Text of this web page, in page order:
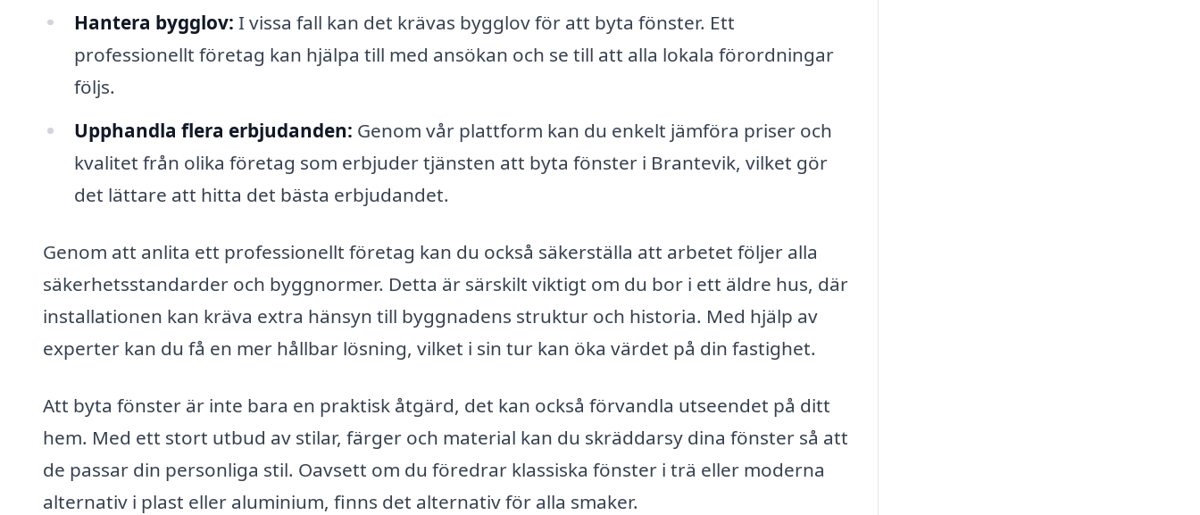
Hantera bygglov: I vissa fall kan det krävas bygglov för att byta fönster. Ett
professionellt företag kan hjälpa till med ansökan och se till att alla lokala förordningar
följs.
Upphandla flera erbjudanden: Genom vår plattform kan du enkelt jämföra priser och
kvalitet från olika företag som erbjuder tjänsten att byta fönster i Brantevik, vilket gör
det lättare att hitta det bästa erbjudandet.
Genom att anlita ett professionellt företag kan du också säkerställa att arbetet följer alla
säkerhetsstandarder och byggnormer. Detta är särskilt viktigt om du bor i ett äldre hus, där
installationen kan kräva extra hänsyn till byggnadens struktur och historia. Med hjälp av
experter kan du få en mer hållbar lösning, vilket i sin tur kan öka värdet på din fastighet.
Att byta fönster är inte bara en praktisk åtgärd, det kan också förvandla utseendet på ditt
hem. Med ett stort utbud av stilar, färger och material kan du skräddarsy dina fönster så att
de passar din personliga stil. Oavsett om du föredrar klassiska fönster i trä eller moderna
alternativ i plast eller aluminium, finns det alternativ för alla smaker.